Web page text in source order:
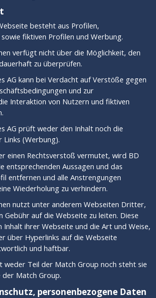
besteht aus Profilen,
fiktiven Profilen und Werbung.
verfügt nicht über die Möglichkeit, den
zu überprüfen.
AG kann bei Verdacht auf Verstöße gegen
und zur
Interaktion von Nutzern und fiktiven
AG prüft weder den Inhalt noch die
(Werbung).
einen Rechtsverstoß vermutet, wird BD
entsprechenden Aussagen und das
entfernen und alle Anstrengungen
Wiederholung zu verhindern.
nutzt unter anderem Webseiten Dritter,
Gebühr auf die Webseite zu leiten. Diese
ihrer Webseite und die Art und Weise,
über Hyperlinks auf die Webseite
und haftbar.
weder Teil der Match Group noch steht sie
Match Group.
personenbezogene Daten